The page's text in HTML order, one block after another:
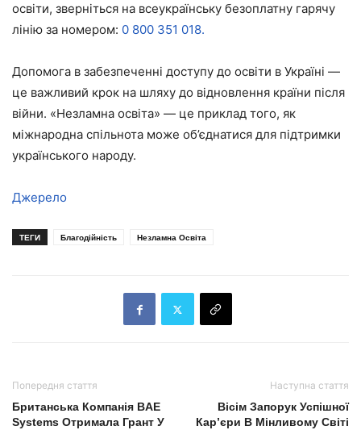
освіти, зверніться на всеукраїнську безоплатну гарячу
лінію за номером: 0 800 351 018.
Допомога в забезпеченні доступу до освіти в Україні —
це важливий крок на шляху до відновлення країни після
війни. «Незламна освіта» — це приклад того, як
міжнародна спільнота може об’єднатися для підтримки
українського народу.
Джерело
ТЕГИ Благодійність Незламна Освіта
Попередня стаття
Британська Компанія BAE
Systems Отримала Грант У
Наступна стаття
Вісім Запорук Успішної
Кар’єри В Мінливому Світі